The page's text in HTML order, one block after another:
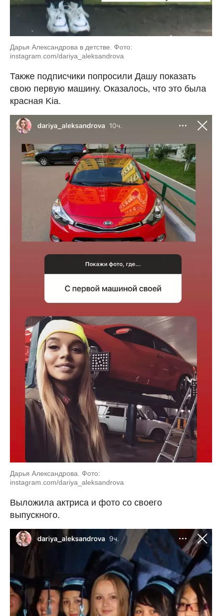
Дарья Александрова в детстве. Фото:
instagram.com/dariya_aleksandrova
Также подписчики попросили Дашу показать
свою первую машину. Оказалось, что это была
красная Kia.
Дарья Александрова. Фото:
instagram.com/dariya_aleksandrova
Выложила актриса и фото со своего
выпускного.